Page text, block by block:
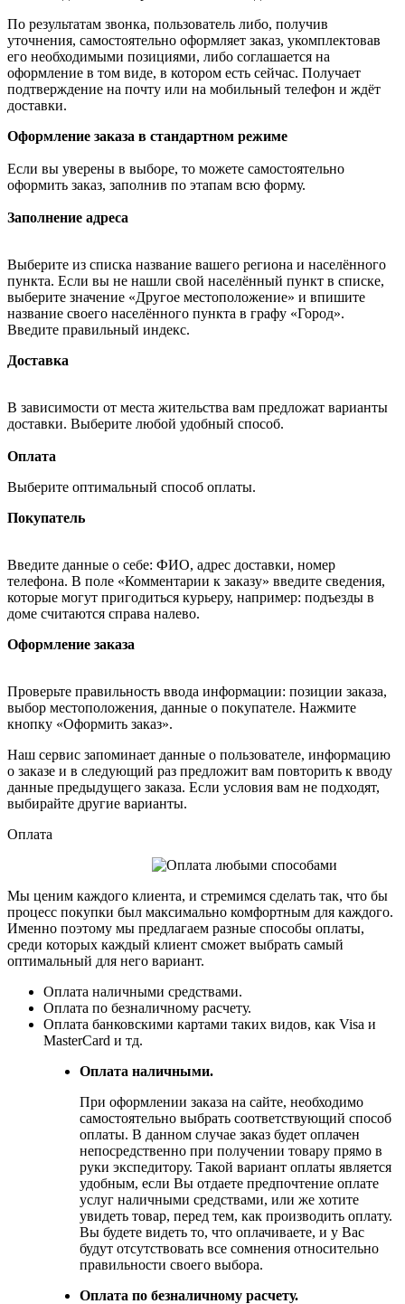
По результатам звонка, пользователь либо, получив
уточнения, самостоятельно оформляет заказ, укомплектовав
его необходимыми позициями, либо соглашается на
оформление в том виде, в котором есть сейчас. Получает
подтверждение на почту или на мобильный телефон и ждёт
доставки.
Оформление заказа в стандартном режиме
Если вы уверены в выборе, то можете самостоятельно
оформить заказ, заполнив по этапам всю форму.
Заполнение адреса
Выберите из списка название вашего региона и населённого
пункта. Если вы не нашли свой населённый пункт в списке,
выберите значение «Другое местоположение» и впишите
название своего населённого пункта в графу «Город».
Введите правильный индекс.
Доставка
В зависимости от места жительства вам предложат варианты
доставки. Выберите любой удобный способ.
Оплата
Выберите оптимальный способ оплаты.
Покупатель
Введите данные о себе: ФИО, адрес доставки, номер
телефона. В поле «Комментарии к заказу» введите сведения,
которые могут пригодиться курьеру, например: подъезды в
доме считаются справа налево.
Оформление заказа
Проверьте правильность ввода информации: позиции заказа,
выбор местоположения, данные о покупателе. Нажмите
кнопку «Оформить заказ».
Наш сервис запоминает данные о пользователе, информацию
о заказе и в следующий раз предложит вам повторить к вводу
данные предыдущего заказа. Если условия вам не подходят,
выбирайте другие варианты.
Оплата
Мы ценим каждого клиента, и стремимся сделать так, что бы
процесс покупки был максимально комфортным для каждого.
Именно поэтому мы предлагаем разные способы оплаты,
среди которых каждый клиент сможет выбрать самый
оптимальный для него вариант.
Оплата наличными средствами.
Оплата по безналичному расчету.
Оплата банковскими картами таких видов, как Visa и
MasterCard и тд.
Оплата наличными.
При оформлении заказа на сайте, необходимо
самостоятельно выбрать соответствующий способ
оплаты. В данном случае заказ будет оплачен
непосредственно при получении товару прямо в
руки экспедитору. Такой вариант оплаты является
удобным, если Вы отдаете предпочтение оплате
услуг наличными средствами, или же хотите
увидеть товар, перед тем, как производить оплату.
Вы будете видеть то, что оплачиваете, и у Вас
будут отсутствовать все сомнения относительно
правильности своего выбора.
Оплата по безналичному расчету.